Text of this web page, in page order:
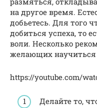
на другое время.
добьетесь. Для того
добиться успеха, то
воли. Несколько
желающих научиться
https://youtube.com/
Делайте то,